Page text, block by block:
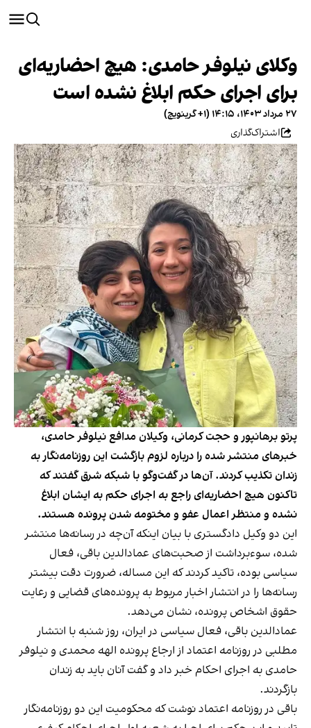
وکلای نیلوفر حامدی: هیچ احضاریه‌ای
برای اجرای حکم ابلاغ نشده است
۲۷ مرداد ۱۴۰۳، ۱۴:۱۵ (‎+۱ گرینویچ)
اشتراک‌گذاری
پرتو برهانپور و حجت کرمانی، وکیلان مدافع نیلوفر حامدی،
خبرهای منتشر شده را درباره لزوم بازگشت این روزنامه‌نگار به
زندان تکذیب کردند. آن‌ها در گفت‌وگو با شبکه شرق گفتند که
تاکنون هیچ احضاریه‌ای راجع به اجرای حکم به ایشان ابلاغ
نشده و منتظر اعمال عفو و مختومه شدن پرونده هستند.
این دو وکیل دادگستری با بیان اینکه آن‌چه در رسانه‌ها منتشر
شده، سوءبرداشت از صحبت‌های عمادالدین باقی، فعال
سیاسی بوده، تاکید کردند که این مساله، ضرورت دقت بیشتر
رسانه‌ها را در انتشار اخبار مربوط به پرونده‌های قضایی و رعایت
حقوق اشخاص پرونده، نشان می‌دهد.
عمادالدین باقی، فعال سیاسی در ایران، روز شنبه با انتشار
مطلبی در روزنامه اعتماد از ارجاع پرونده الهه محمدی و نیلوفر
حامدی به اجرای احکام خبر داد و گفت آنان باید به زندان
بازگردند.
باقی در روزنامه اعتماد نوشت که محکومیت این دو روزنامه‌نگار